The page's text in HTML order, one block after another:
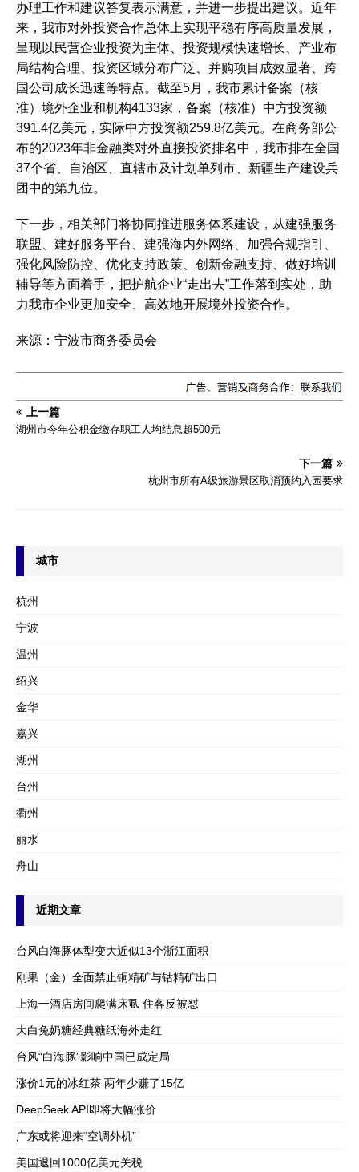
办理工作和建议答复表示满意，并进一步提出建议。近年
来，我市对外投资合作总体上实现平稳有序高质量发展，
呈现以民营企业投资为主体、投资规模快速增长、产业布
局结构合理、投资区域分布广泛、并购项目成效显著、跨
国公司成长迅速等特点。截至5月，我市累计备案（核
准）境外企业和机构4133家，备案（核准）中方投资额
391.4亿美元，实际中方投资额259.8亿美元。在商务部公
布的2023年非金融类对外直接投资排名中，我市排在全国
37个省、自治区、直辖市及计划单列市、新疆生产建设兵
团中的第九位。
下一步，相关部门将协同推进服务体系建设，从建强服务
联盟、建好服务平台、建强海内外网络、加强合规指引、
强化风险防控、优化支持政策、创新金融支持、做好培训
辅导等方面着手，把护航企业“走出去”工作落到实处，助
力我市企业更加安全、高效地开展境外投资合作。
来源：宁波市商务委员会
上一篇
湖州市今年公积金缴存职工人均结息超500元
下一篇
杭州市所有A级旅游景区取消预约入园要求
城市
杭州
宁波
温州
绍兴
金华
嘉兴
湖州
台州
衢州
丽水
舟山
近期文章
台风白海豚体型变大近似13个浙江面积
刚果（金）全面禁止铜精矿与钴精矿出口
上海一酒店房间爬满床虱 住客反被怼
大白兔奶糖经典糖纸海外走红
台风“白海豚”影响中国已成定局
涨价1元的冰红茶 两年少赚了15亿
DeepSeek API即将大幅涨价
广东或将迎来“空调外机”
美国退回1000亿美元关税